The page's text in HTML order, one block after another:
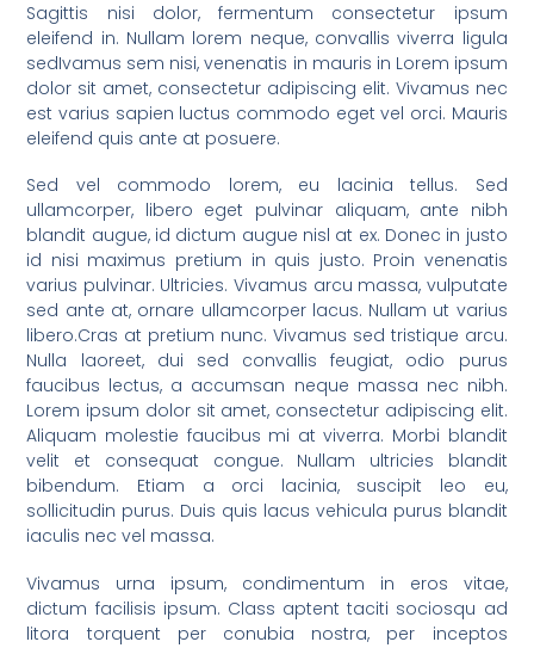
Sagittis nisi dolor, fermentum consectetur ipsum
eleifend in. Nullam lorem neque, convallis viverra ligula
sedIvamus sem nisi, venenatis in mauris in Lorem ipsum
dolor sit amet, consectetur adipiscing elit. Vivamus nec
est varius sapien luctus commodo eget vel orci. Mauris
eleifend quis ante at posuere.
Sed vel commodo lorem, eu lacinia tellus. Sed
ullamcorper, libero eget pulvinar aliquam, ante nibh
blandit augue, id dictum augue nisl at ex. Donec in justo
id nisi maximus pretium in quis justo. Proin venenatis
varius pulvinar. Ultricies. Vivamus arcu massa, vulputate
sed ante at, ornare ullamcorper lacus. Nullam ut varius
libero.Cras at pretium nunc. Vivamus sed tristique arcu.
Nulla laoreet, dui sed convallis feugiat, odio purus
faucibus lectus, a accumsan neque massa nec nibh.
Lorem ipsum dolor sit amet, consectetur adipiscing elit.
Aliquam molestie faucibus mi at viverra. Morbi blandit
velit et consequat congue. Nullam ultricies blandit
bibendum. Etiam a orci lacinia, suscipit leo eu,
sollicitudin purus. Duis quis lacus vehicula purus blandit
iaculis nec vel massa.
Vivamus urna ipsum, condimentum in eros vitae,
dictum facilisis ipsum. Class aptent taciti sociosqu ad
litora torquent per conubia nostra, per inceptos